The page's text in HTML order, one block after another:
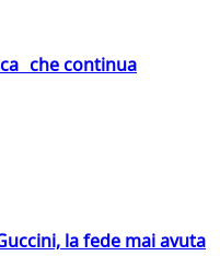
che continua
la fede mai avuta